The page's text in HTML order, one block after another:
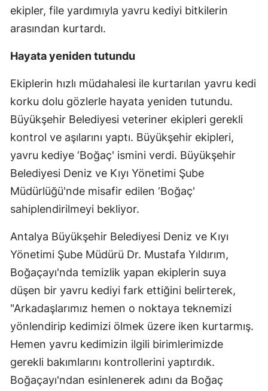
ekipler, file yardımıyla yavru kediyi bitkilerin
arasından kurtardı.
Hayata yeniden tutundu
Ekiplerin hızlı müdahalesi ile kurtarılan yavru kedi
korku dolu gözlerle hayata yeniden tutundu.
Büyükşehir Belediyesi veteriner ekipleri gerekli
kontrol ve aşılarını yaptı. Büyükşehir ekipleri,
yavru kediye ‘Boğaç' ismini verdi. Büyükşehir
Belediyesi Deniz ve Kıyı Yönetimi Şube
Müdürlüğü'nde misafir edilen ‘Boğaç'
sahiplendirilmeyi bekliyor.
Antalya Büyükşehir Belediyesi Deniz ve Kıyı
Yönetimi Şube Müdürü Dr. Mustafa Yıldırım,
Boğaçayı'nda temizlik yapan ekiplerin suya
düşen bir yavru kediyi fark ettiğini belirterek,
"Arkadaşlarımız hemen o noktaya teknemizi
yönlendirip kedimizi ölmek üzere iken kurtarmış.
Hemen yavru kedimizin ilgili birimlerimizde
gerekli bakımlarını kontrollerini yaptırdık.
Boğaçayı'ndan esinlenerek adını da Boğaç